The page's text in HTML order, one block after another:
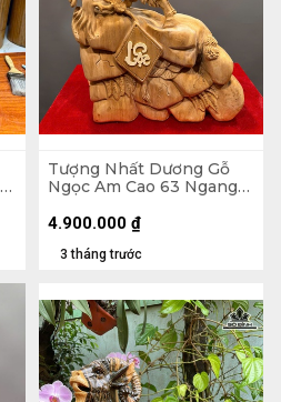
Tượng Nhất Dương Gỗ
Ngọc Am Cao 63 Ngang
3 tháng trước
4.900.000 ₫